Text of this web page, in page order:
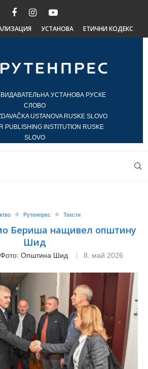
УСТАНОВА ЕТИЧНИ КОДЕКС
УСТАНОВА РУСКЕ
СЛОВО
USTANOVA RUSKE SLOVO
PUBLISHING INSTITUTION RUSKE
SLOVO
Рутенпрес Тексти
Бериша нащивел општину
Шид
Фото: Општина Шид 8. май 2026